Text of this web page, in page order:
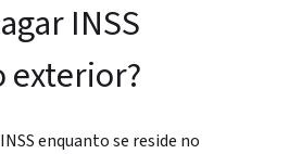
INSS
exterior?
enquanto se reside no